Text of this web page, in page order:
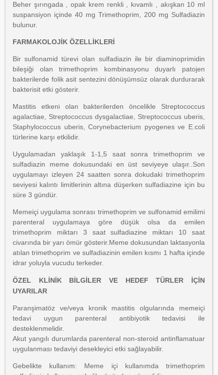
Beher şırıngada , opak krem renkli , kıvamlı , akışkan 10 ml
suspansiyon içinde 40 mg Trimethoprim, 200 mg Sulfadiazin
bulunur.
FARMAKOLOJİK ÖZELLİKLERİ
Bir sulfonamid türevi olan sulfadiazin ile bir diaminoprimidin
bileşiği olan trimethoprim kombinasyonu duyarlı patojen
bakterilerde folik asit sentezini dönüşümsüz olarak durdurarak
bakterisit etki gösterir.
Mastitis etkeni olan bakterilerden öncelikle Streptococcus
agalactiae, Streptococcus dysgalactiae, Streptococcus uberis,
Staphylococcus uberis, Corynebacterium pyogenes ve E.coli
türlerine karşı etkilidir.
Uygulamadan yaklaşık 1-1,5 saat sonra trimethoprim ve
sulfadiazin meme dokusundaki en üst seviyeye ulaşır..Son
uygulamayı izleyen 24 saatten sonra dokudaki trimethoprim
seviyesi kalıntı limitlerinin altına düşerken sulfadiazine için bu
süre 3 gündür.
Memeiçi uygulama sonrası trimethoprim ve sulfonamid emilimi
parenteral uygulamaya göre düşük olsa da emilen
trimethoprim miktarı 3 saat sulfadiazine miktarı 10 saat
civarında bir yarı ömür gösterir.Meme dokusundan laktasyonla
atılan trimethoprim ve sulfadiazinin emilen kısmı 1 hafta içinde
idrar yoluyla vucudu terkeder.
ÖZEL KLİNİK BİLGİLER VE HEDEF TÜRLER İÇİN
UYARILAR
Paranşimatöz ve/veya kronik mastitis olgularında memeiçi
tedavi uygun parenteral antibiyotik tedavisi ile
desteklenmelidir.
Akut yangılı durumlarda parenteral non-steroid antinflamatuar
uygulanması tedaviyi desekleyici etki sağlayabilir.
Gebelikte kullanım: Meme içi kullanımda trimethoprim